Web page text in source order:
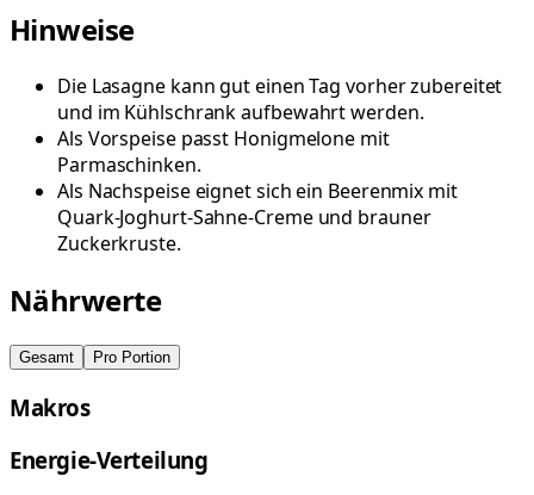
Hinweise
Die Lasagne kann gut einen Tag vorher zubereitet
und im Kühlschrank aufbewahrt werden.
Als Vorspeise passt Honigmelone mit
Parmaschinken.
Als Nachspeise eignet sich ein Beerenmix mit
Quark-Joghurt-Sahne-Creme und brauner
Zuckerkruste.
Nährwerte
Gesamt Pro Portion
Makros
Energie-Verteilung